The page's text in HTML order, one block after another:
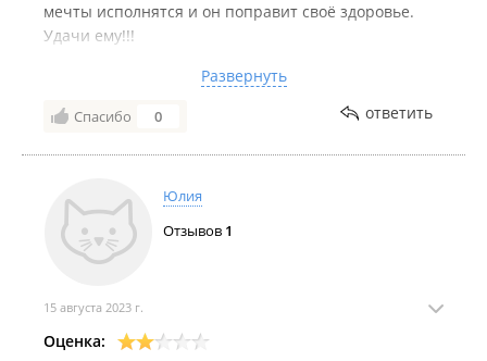
мечты исполнятся и он поправит своё здоровье.
Удачи ему!!!
тарзанка,батут,качели,горка,тренажёры....и.т.д.
Детям скучно не было.
Прекрасные зоны отдыха, беседки рядом и мангал и
Спасибо за отдых.
Развернуть
Спасибо 0 ответить
Юлия
Отзывов 1
15 августа 2023 г.
Оценка: